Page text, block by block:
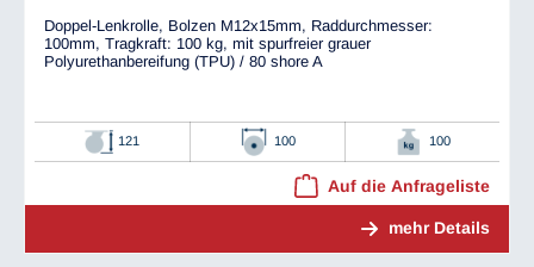
Doppel-Lenkrolle, Bolzen M12x15mm, Raddurchmesser:
100mm, Tragkraft: 100 kg, mit spurfreier grauer
Polyurethanbereifung (TPU) / 80 shore A
121 100 100
Auf die Anfrageliste
mehr Details